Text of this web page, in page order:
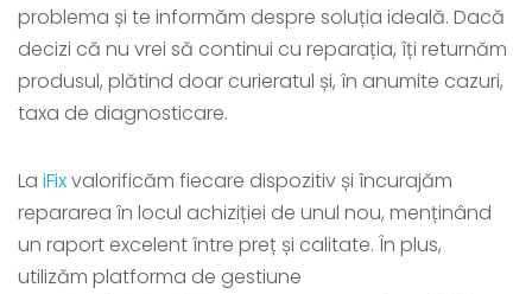
problema și te informăm despre soluția ideală. Dacă
decizi că nu vrei să continui cu reparația, îți returnăm
produsul, plătind doar curieratul și, în anumite cazuri,
taxa de diagnosticare.
La iFixvalorificăm fiecare dispozitiv și încurajăm
repararea în locul achiziției de unul nou, menținând
un raport excelent între preț și calitate. În plus,
utilizăm platforma de gestiune